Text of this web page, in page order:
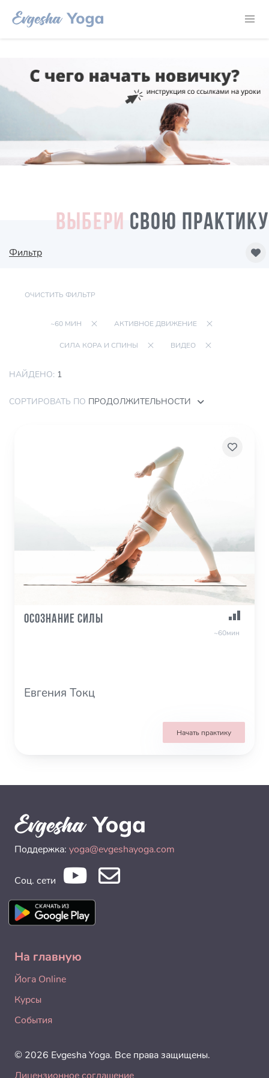
ВЫБЕРИ СВОЮ ПРАКТИКУ
Фильтр
ОЧИСТИТЬ ФИЛЬТР
~60 МИН АКТИВНОЕ ДВИЖЕНИЕ
СИЛА КОРА И СПИНЫ ВИДЕО
НАЙДЕНО: 1
СОРТИРОВАТЬ ПО ПРОДОЛЖИТЕЛЬНОСТИ
Осознание силы
~60мин
Евгения Токц
Начать практику
Поддержка: yoga@evgeshayoga.com
Соц. сети
На главную
Йога Online
Курсы
События
© 2026 Evgesha Yoga. Все права защищены.